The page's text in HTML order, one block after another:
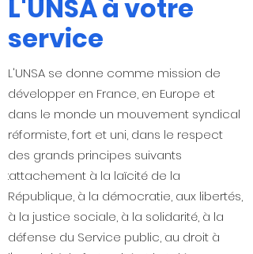
L'UNSA à votre
service
L'UNSA se donne comme mission de
développer en France, en Europe et
dans le monde un mouvement syndical
réformiste, fort et uni, dans le respect
des grands principes suivants
:attachement à la laïcité de la
République, à la démocratie, aux libertés,
à la justice sociale, à la solidarité, à la
défense du Service public, au droit à